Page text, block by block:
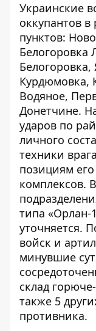
Украинские
оккупантов
пунктов:
Белогоровка
Белогоровка,
Курдюмовка,
Водяное,
Донетчине.
ударов по
личного
техники
позициям
комплексов.
типа
уточняется.
войск и
минувшие
склад
также 5
противника.